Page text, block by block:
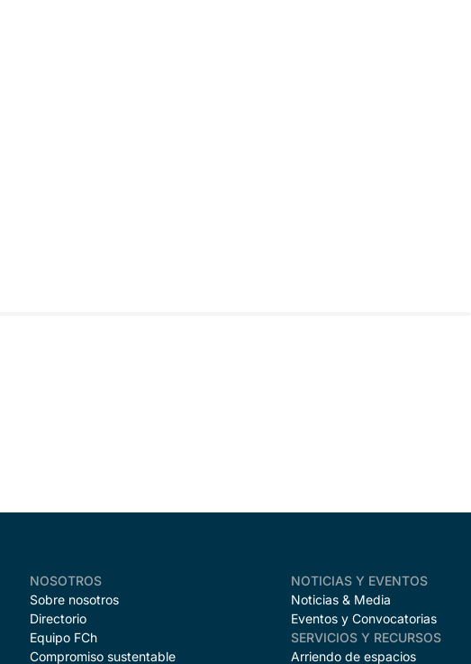
NOSOTROS
Sobre nosotros
Directorio
Equipo FCh
Compromiso sustentable
NOTICIAS Y EVENTOS
Noticias & Media
Eventos y Convocatorias
SERVICIOS Y RECURSOS
Arriendo de espacios